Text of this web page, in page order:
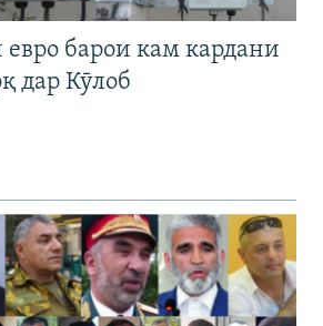
барои кам кардани
дар Кӯлоб